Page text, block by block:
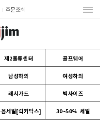
주문조회
제2물류센터 골프웨어
남성하의 여성하의
래시가드 빅사이즈
세일[럭키박스] 30~50% 세일